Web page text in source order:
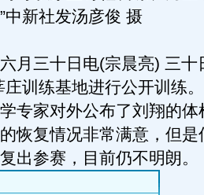
中新社发汤彦俊 摄
三十日电(宗晨亮) 三十
庄训练基地进行公开训练
专家对外公布了刘翔的体
恢复情况非常满意，但是
出参赛，目前仍不明朗。